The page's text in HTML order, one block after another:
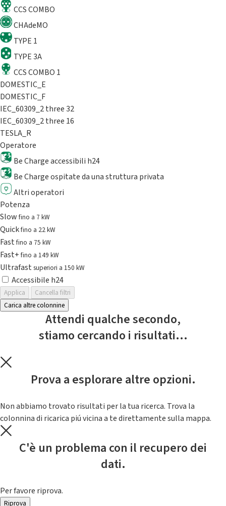
CCS COMBO
CHAdeMO
TYPE 1
TYPE 3A
CCS COMBO 1
DOMESTIC_E
DOMESTIC_F
IEC_60309_2 three 32
IEC_60309_2 three 16
TESLA_R
Operatore
Be Charge accessibili h24
Be Charge ospitate da una struttura privata
Altri operatori
Potenza
Slowfino a 7 kW
Quickfino a 22 kW
Fastfino a 75 kW
Fast+fino a 149 kW
Ultrafast superiori a 150 kW
Accessibile h24
Applica
Cancella filtri
Carica altre colonnine
Attendi qualche secondo,
stiamo cercando i risultati...
Prova a esplorare altre opzioni.
Non abbiamo trovato risultati per la tua ricerca. Trova la
colonnina di ricarica piú vicina a te direttamente sulla mappa.
C'è un problema con il recupero dei
dati.
Per favore riprova.
Riprova